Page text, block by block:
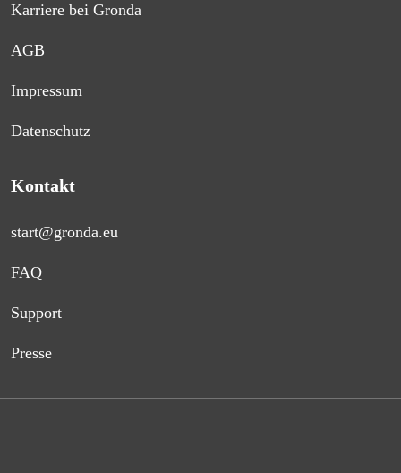
Karriere bei Gronda
AGB
Impressum
Datenschutz
Kontakt
start@gronda.eu
FAQ
Support
Presse